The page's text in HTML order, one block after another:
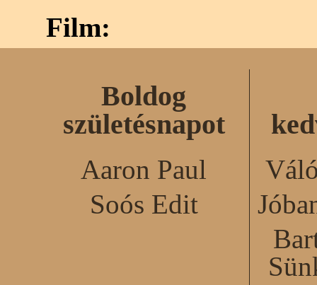
Film:
Boldog
születésnapot
Aaron Paul
Soós Edit